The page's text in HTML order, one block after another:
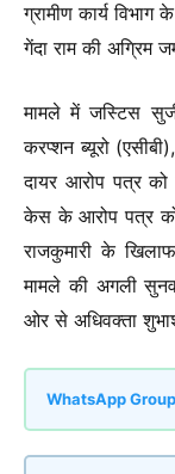
ग्रामीण कार्य विभाग
गेंदा राम की अग्रिम
मामले में जस्टिस
करप्शन ब्यूरो
दायर आरोप पत्र को
केस के आरोप पत्र को
राजकुमारी के
मामले की अगली
ओर से अधिवक्ता
WhatsApp Group